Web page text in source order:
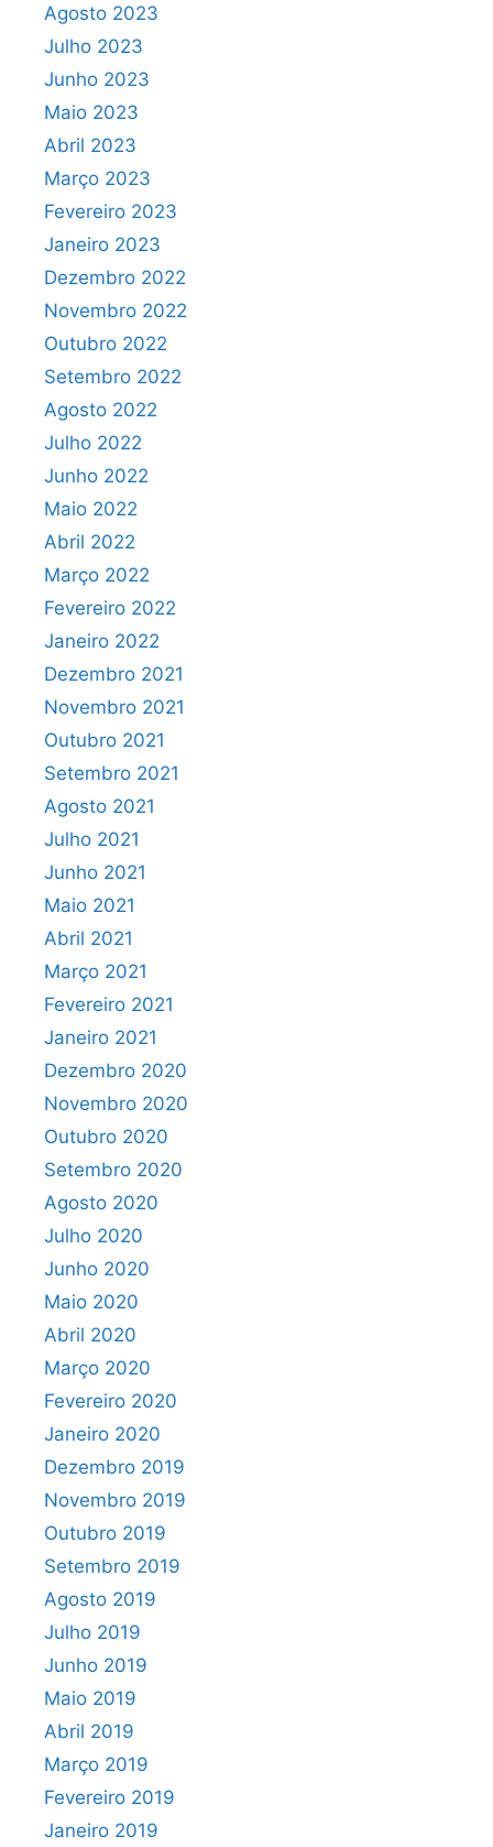
Agosto 2023
Julho 2023
Junho 2023
Maio 2023
Abril 2023
Março 2023
Fevereiro 2023
Janeiro 2023
Dezembro 2022
Novembro 2022
Outubro 2022
Setembro 2022
Agosto 2022
Julho 2022
Junho 2022
Maio 2022
Abril 2022
Março 2022
Fevereiro 2022
Janeiro 2022
Dezembro 2021
Novembro 2021
Outubro 2021
Setembro 2021
Agosto 2021
Julho 2021
Junho 2021
Maio 2021
Abril 2021
Março 2021
Fevereiro 2021
Janeiro 2021
Dezembro 2020
Novembro 2020
Outubro 2020
Setembro 2020
Agosto 2020
Julho 2020
Junho 2020
Maio 2020
Abril 2020
Março 2020
Fevereiro 2020
Janeiro 2020
Dezembro 2019
Novembro 2019
Outubro 2019
Setembro 2019
Agosto 2019
Julho 2019
Junho 2019
Maio 2019
Abril 2019
Março 2019
Fevereiro 2019
Janeiro 2019